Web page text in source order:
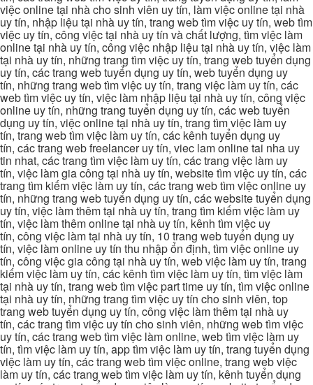
việc online tại nhà cho sinh viên uy tín, làm việc online tại nhà
uy tín, nhập liệu tại nhà uy tín, trang web tìm việc uy tín, web tìm
việc uy tín, công việc tại nhà uy tín và chất lượng, tìm việc làm
online tại nhà uy tín, công việc nhập liệu tại nhà uy tín, việc làm
tại nhà uy tín, những trang tìm việc uy tín, trang web tuyển dụng
uy tín, các trang web tuyển dụng uy tín, web tuyển dụng uy
tín, những trang web tìm việc uy tín, trang việc làm uy tín, các
web tìm việc uy tín, việc làm nhập liệu tại nhà uy tín, công việc
online uy tín, những trang tuyển dụng uy tín, các web tuyển
dụng uy tín, việc online tại nhà uy tín, trang tìm việc làm uy
tín, trang web tìm việc làm uy tín, các kênh tuyển dụng uy
tín, các trang web freelancer uy tín, viec lam online tai nha uy
tin nhat, các trang tìm việc làm uy tín, các trang việc làm uy
tín, việc làm gia công tại nhà uy tín, website tìm việc uy tín, các
trang tìm kiếm việc làm uy tín, các trang web tìm việc online uy
tín, những trang web tuyển dụng uy tín, các website tuyển dụng
uy tín, việc làm thêm tại nhà uy tín, trang tìm kiếm việc làm uy
tín, việc làm thêm online tại nhà uy tín, kênh tìm việc uy
tín, công việc làm tại nhà uy tín, 10 trang web tuyển dụng uy
tín, việc làm online uy tín thu nhập ổn định, tìm việc online uy
tín, công việc gia công tại nhà uy tín, web việc làm uy tín, trang
kiếm việc làm uy tín, các kênh tìm việc làm uy tín, tìm việc làm
tại nhà uy tín, trang web tìm việc part time uy tín, tìm việc online
tại nhà uy tín, những trang tìm việc uy tín cho sinh viên, top
trang web tuyển dụng uy tín, công việc làm thêm tại nhà uy
tín, các trang tìm việc uy tín cho sinh viên, những web tìm việc
uy tín, các trang web tìm việc làm online, web tìm việc làm uy
tín, tìm việc làm uy tín, app tìm việc làm uy tín, trang tuyển dụng
việc làm uy tín, các trang web tìm việc online, trang web việc
làm uy tín, các trang web tìm việc làm uy tín, kênh tuyển dụng